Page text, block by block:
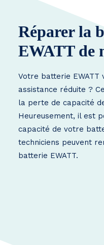
Réparer la
EWATT de
Votre batterie
assistance réduite ?
la perte de capacité
Heureusement, il est
capacité de votre
techniciens peuvent
batterie EWATT.